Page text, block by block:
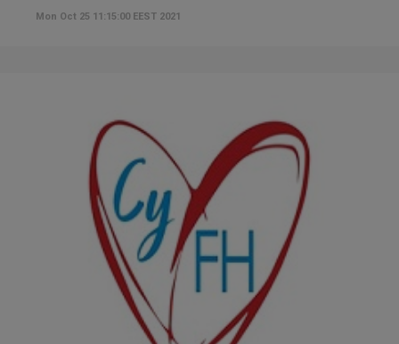
Mon Oct 25 11:15:00 EEST 2021